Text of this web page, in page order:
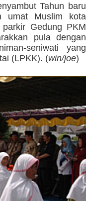
Tahun baru
umat Muslim kota
Gedung PKM
pula dengan
seniwati yang
(LPKK). (win/joe)